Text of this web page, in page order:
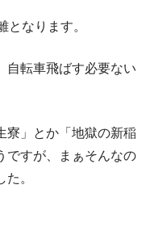
となります。
自転車飛ばす必要ない
寮」とか「地獄の新稲
ですが、まぁそんなの
。